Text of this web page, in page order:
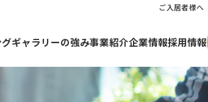
ご入居者様へ
グギャラリーの強み事業紹介企業情報採用情報